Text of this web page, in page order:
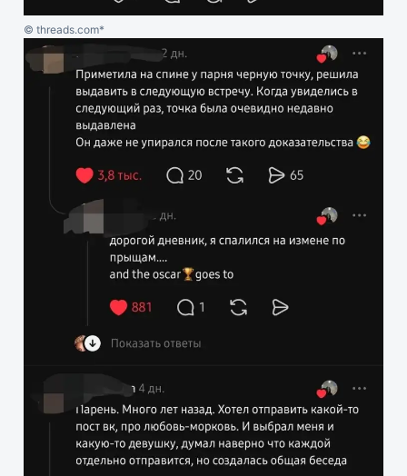
© threads.com*